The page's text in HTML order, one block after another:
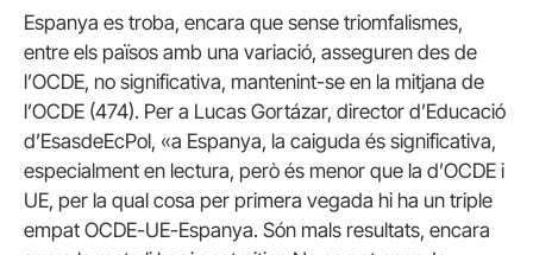
Espanya es troba, encara que sense triomfalismes,
entre els països amb una variació, asseguren des de
l’OCDE, no significativa, mantenint-se en la mitjana de
l’OCDE (474). Per a Lucas Gortázar, director d’Educació
d’EsasdeEcPol, «a Espanya, la caiguda és significativa,
especialment en lectura, però és menor que la d’OCDE i
UE, per la qual cosa per primera vegada hi ha un triple
empat OCDE-UE-Espanya. Són mals resultats, encara